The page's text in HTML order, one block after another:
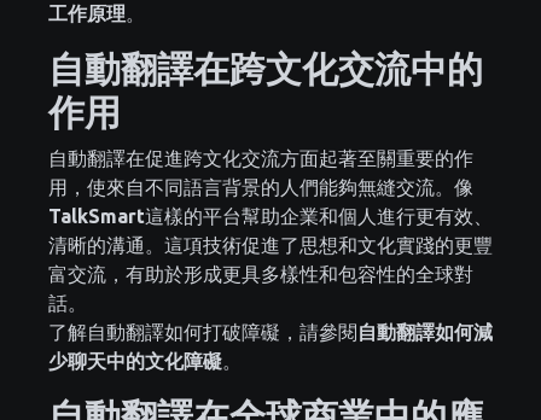
工作原理
自動翻譯在跨文化交流中的
作用
自動翻譯在促進跨文化交流方面起著至關重要的作
用，使來自不同語言背景的人們能夠無縫交流。像
TalkSmart這樣的平台幫助企業和個人進行更有效、
清晰的溝通。這項技術促進了思想和文化實踐的更豐
富交流，有助於形成更具多樣性和包容性的全球對
話。
了解自動翻譯如何打破障礙，請參閱自動翻譯如何減
少聊天中的文化障礙